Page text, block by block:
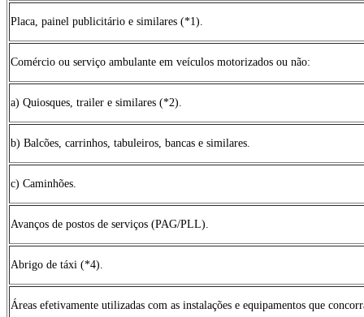
Placa, painel publicitário e similares (*1).
Comércio ou serviço ambulante em veículos motorizados ou não:
a) Quiosques, trailer e similares (*2).
b) Balcões, carrinhos, tabuleiros, bancas e similares.
c) Caminhões.
Avanços de postos de serviços (PAG/PLL).
Abrigo de táxi (*4).
Áreas efetivamente utilizadas com as instalações e equipamentos que